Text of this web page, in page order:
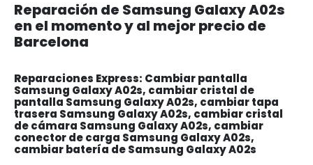
Reparación de Samsung Galaxy A02s
en el momento y al mejor precio de
Barcelona
Reparaciones Express: Cambiar pantalla
Samsung Galaxy A02s, cambiar cristal de
pantalla Samsung Galaxy A02s, cambiar tapa
trasera Samsung Galaxy A02s, cambiar cristal
de cámara Samsung Galaxy A02s, cambiar
conector de carga Samsung Galaxy A02s,
cambiar batería de Samsung Galaxy A02s